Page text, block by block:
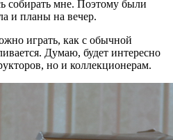
собирать мне. Поэтому были
и планы на вечер.
играть, как с обычной
Думаю, будет интересно
но и коллекционерам.